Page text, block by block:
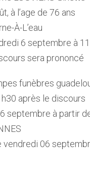
à l’age de 76 ans
À-L’eau
6 septembre à
sera prononcé
funèbres
après le discours
septembre à partir
vendredi 06